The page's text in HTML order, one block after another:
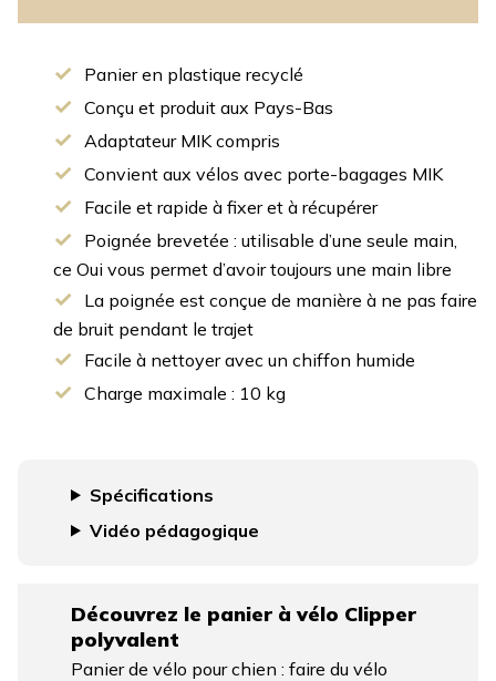
Panier en plastique recyclé
Conçu et produit aux Pays-Bas
Adaptateur MIK compris
Convient aux vélos avec porte-bagages MIK
Facile et rapide à fixer et à récupérer
Poignée brevetée : utilisable d’une seule main,
ce Oui vous permet d’avoir toujours une main libre
La poignée est conçue de manière à ne pas faire
de bruit pendant le trajet
Facile à nettoyer avec un chiffon humide
Charge maximale : 10 kg
Spécifications
Vidéo pédagogique
Découvrez le panier à vélo Clipper
polyvalent
Panier de vélo pour chien : faire du vélo